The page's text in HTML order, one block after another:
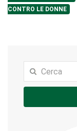
CONTRO LE DONNE